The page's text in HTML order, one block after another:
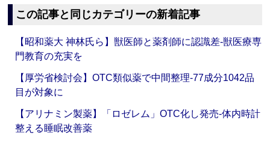
この記事と同じカテゴリーの新着記事
【昭和薬大 神林氏ら】獣医師と薬剤師に認識差‐獣医療専
門教育の充実を
【厚労省検討会】OTC類似薬で中間整理‐77成分1042品
目が対象に
【アリナミン製薬】「ロゼレム」OTC化し発売‐体内時計
整える睡眠改善薬